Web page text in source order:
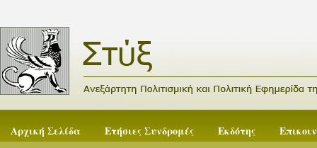
Αρχική Σελίδα Ετήσιες Συνδρομές Εκδότης